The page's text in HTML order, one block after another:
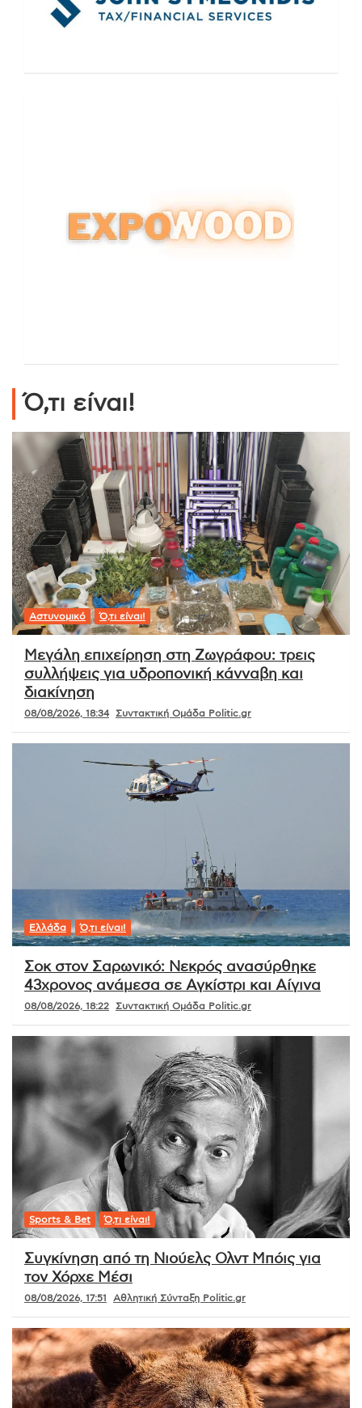
Ό,τι είναι!
Αστυνομικό Ό,τι είναι!
Μεγάλη επιχείρηση στη Ζωγράφου: τρεις
συλλήψεις για υδροπονική κάνναβη και
διακίνηση
08/08/2026, 18:34 Συντακτική Ομάδα Politic.gr
Ελλάδα Ό,τι είναι!
Σοκ στον Σαρωνικό: Νεκρός ανασύρθηκε
43χρονος ανάμεσα σε Αγκίστρι και Αίγινα
08/08/2026, 18:22 Συντακτική Ομάδα Politic.gr
Sports & Bet Ό,τι είναι!
Συγκίνηση από τη Νιούελς Ολντ Μπόις για
τον Χόρχε Μέσι
08/08/2026, 17:51 Αθλητική Σύνταξη Politic.gr